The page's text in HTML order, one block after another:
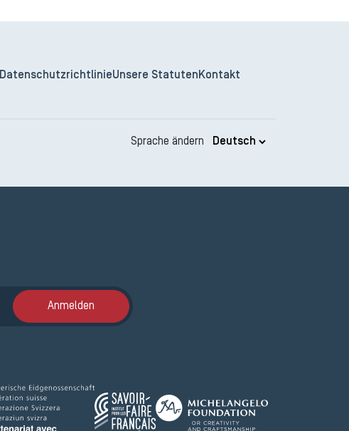
DatenschutzrichtlinieUnsere Statuten Kontakt
Sprache ändern
Anmelden